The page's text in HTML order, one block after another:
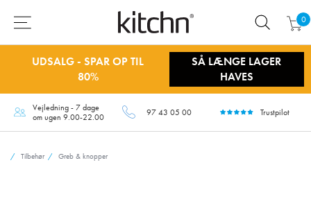
0
UDSALG - SPAR OP TIL
80%
SÅ LÆNGE LAGER
HAVES
Vejledning - 7 dage
om ugen 9.00-22.00
97 43 05 00 Trustpilot
Tilbehør Greb & knopper